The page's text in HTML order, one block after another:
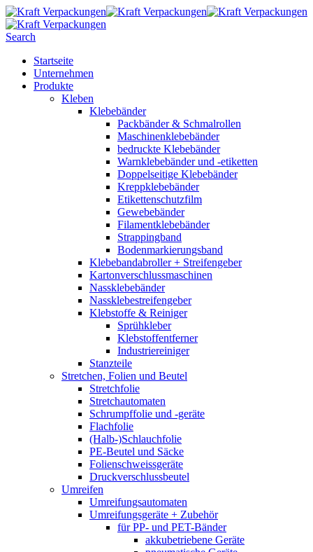
Search
Startseite
Unternehmen
Produkte
Kleben
Klebebänder
Packbänder & Schmalrollen
Maschinenklebebänder
bedruckte Klebebänder
Warnklebebänder und -etiketten
Doppelseitige Klebebänder
Kreppklebebänder
Etikettenschutzfilm
Gewebebänder
Filamentklebebänder
Strappingband
Bodenmarkierungsband
Klebebandabroller + Streifengeber
Kartonverschlussmaschinen
Nassklebebänder
Nassklebestreifengeber
Klebstoffe & Reiniger
Sprühkleber
Klebstoffentferner
Industriereiniger
Stanzteile
Stretchen, Folien und Beutel
Stretchfolie
Stretchautomaten
Schrumpffolie und -geräte
Flachfolie
(Halb-)Schlauchfolie
PE-Beutel und Säcke
Folienschweissgeräte
Druckverschlussbeutel
Umreifen
Umreifungsautomaten
Umreifungsgeräte + Zubehör
für PP- und PET-Bänder
akkubetriebene Geräte